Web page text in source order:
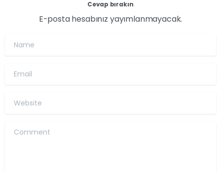
Cevap bırakın
E-posta hesabınız yayımlanmayacak.
Name
Email
Website
Comment